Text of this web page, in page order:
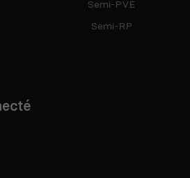
Semi-PVE
Semi-RP